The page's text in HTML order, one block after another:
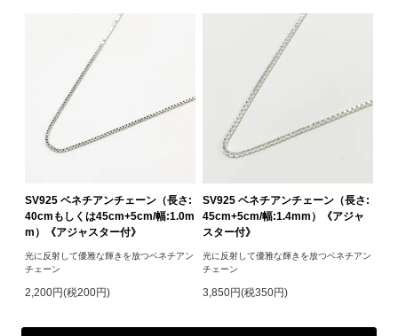
SV925 ベネチアンチェーン（長さ:
40cmもしくは45cm+5cm/幅:1.0m
m）《アジャスター付》
光に反射して優雅な輝きを放つベネチアン
チェーン
2,200円(税200円)
SV925 ベネチアンチェーン（長さ:
45cm+5cm/幅:1.4mm）《アジャ
スター付》
光に反射して優雅な輝きを放つベネチアン
チェーン
3,850円(税350円)